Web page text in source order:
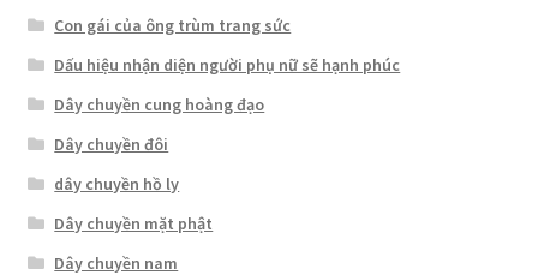
Con gái của ông trùm trang sức
Dấu hiệu nhận diện người phụ nữ sẽ hạnh phúc
Dây chuyền cung hoàng đạo
Dây chuyền đôi
dây chuyền hồ ly
Dây chuyền mặt phật
Dây chuyền nam